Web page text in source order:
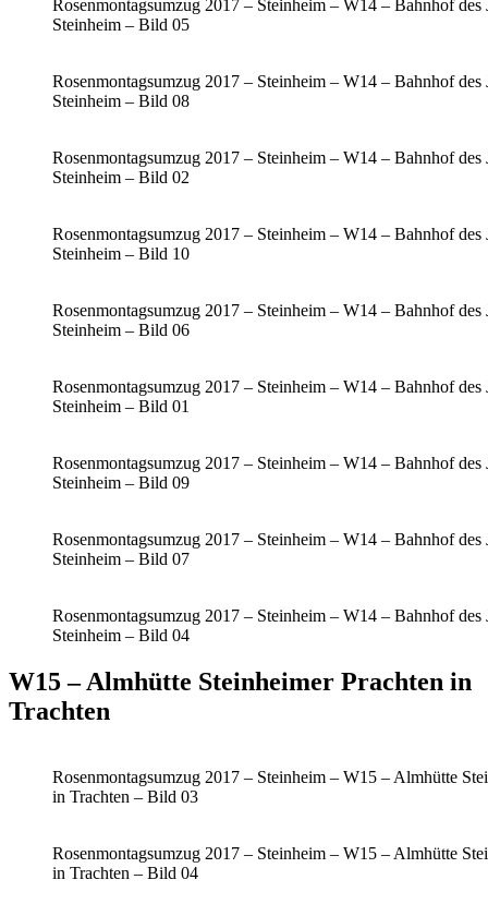
Rosenmontagsumzug 2017 – Steinheim – W14 – Bahnhof des
Steinheim – Bild 05
Rosenmontagsumzug 2017 – Steinheim – W14 – Bahnhof des
Steinheim – Bild 08
Rosenmontagsumzug 2017 – Steinheim – W14 – Bahnhof des
Steinheim – Bild 02
Rosenmontagsumzug 2017 – Steinheim – W14 – Bahnhof des
Steinheim – Bild 10
Rosenmontagsumzug 2017 – Steinheim – W14 – Bahnhof des
Steinheim – Bild 06
Rosenmontagsumzug 2017 – Steinheim – W14 – Bahnhof des
Steinheim – Bild 01
Rosenmontagsumzug 2017 – Steinheim – W14 – Bahnhof des
Steinheim – Bild 09
Rosenmontagsumzug 2017 – Steinheim – W14 – Bahnhof des
Steinheim – Bild 07
Rosenmontagsumzug 2017 – Steinheim – W14 – Bahnhof des
Steinheim – Bild 04
W15 – Almhütte Steinheimer Prachten in
Trachten
Rosenmontagsumzug 2017 – Steinheim – W15 – Almhütte
in Trachten – Bild 03
Rosenmontagsumzug 2017 – Steinheim – W15 – Almhütte
in Trachten – Bild 04